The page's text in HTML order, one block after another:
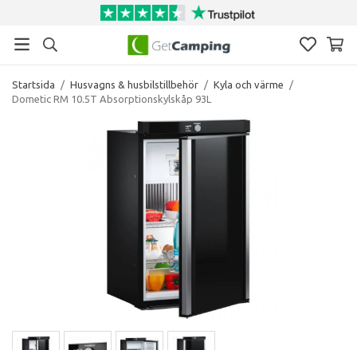
Startsida / Husvagns & husbilstillbehör / Kyla och värme
/
Dometic RM 10.5T Absorptionskylskåp 93L